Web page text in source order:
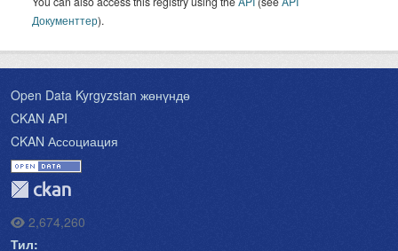
Документтер).
Open Data Kyrgyzstan жөнүндө
CKAN API
CKAN Ассоциация
2,674,260
Тил